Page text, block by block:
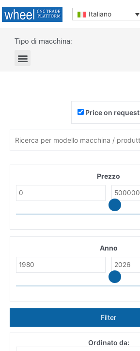
Italiano
Tipo di macchina:
Price on request
Ordinato da:
Prezzo
Anno
Filter